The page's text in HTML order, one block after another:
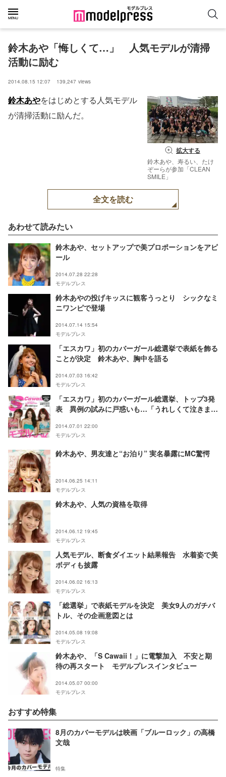
鈴木あや「悔しくて…」　人気モデルが清掃
活動に励む
2014.08.15 12:07 139,247 views
拡大する
鈴木あや、寿るい、たけ
ぞーらが参加「CLEAN
SMILE」
鈴木あやをはじめとする人気モデル
が清掃活動に励んだ。
全文を読む
あわせて読みたい
鈴木あや、セットアップで美プロポーションをアピ
ール
2014.07.28 22:28
モデルプレス
鈴木あやの投げキッスに観客うっとり シックなミ
ニワンピで登場
2014.07.14 15:54
モデルプレス
「エスカワ」初のカバーガール総選挙で表紙を飾る
ことが決定 鈴木あや、胸中を語る
2014.07.03 16:42
モデルプレス
「エスカワ」初のカバーガール総選挙、トップ3発
表 異例の試みに戸惑いも…「うれしくて泣きまし
2014.07.01 22:00
モデルプレス
鈴木あや、男友達と“お泊り” 実名暴露にMC驚愕
2014.06.25 14:11
モデルプレス
鈴木あや、人気の資格を取得
2014.06.12 19:45
モデルプレス
人気モデル、断食ダイエット結果報告 水着姿で美
ボディも披露
2014.06.02 16:13
モデルプレス
「総選挙」で表紙モデルを決定 美女9人のガチバ
トル、その企画意図とは
2014.05.08 19:08
モデルプレス
鈴木あや、「S Cawaii！」に電撃加入 不安と期
待の再スタート モデルプレスインタビュー
2014.05.07 00:00
モデルプレス
おすすめ特集
8月のカバーモデルは映画「ブルーロック」の高橋
文哉
特集